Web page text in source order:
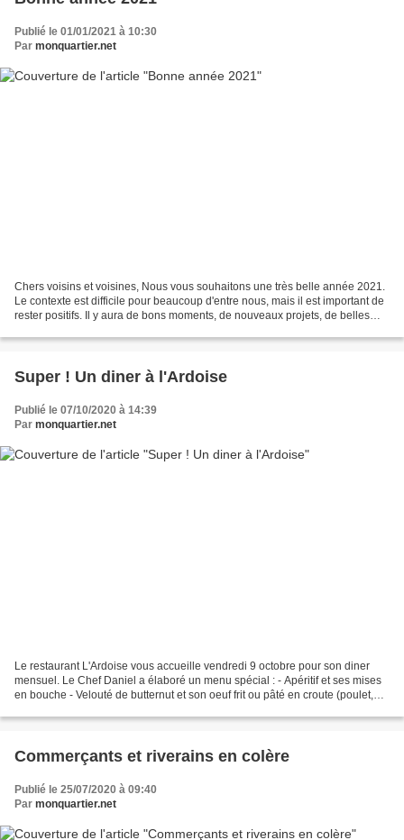
Publié le 01/01/2021 à 10:30
Par monquartier.net
Chers voisins et voisines, Nous vous souhaitons une très belle année 2021.
Le contexte est difficile pour beaucoup d'entre nous, mais il est important de
rester positifs. Il y aura de bons moments, de nouveaux projets, de belles
Super ! Un diner à l'Ardoise
Publié le 07/10/2020 à 14:39
Par monquartier.net
Le restaurant L'Ardoise vous accueille vendredi 9 octobre pour son diner
mensuel. Le Chef Daniel a élaboré un menu spécial : - Apéritif et ses mises
en bouche - Velouté de butternut et son oeuf frit ou pâté en croute (poulet,
Commerçants et riverains en colère
Publié le 25/07/2020 à 09:40
Par monquartier.net